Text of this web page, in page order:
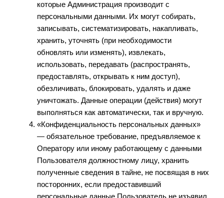
которые Администрация производит с
персональными данными. Их могут собирать,
записывать, систематизировать, накапливать,
хранить, уточнять (при необходимости
обновлять или изменять), извлекать,
использовать, передавать (распространять,
предоставлять, открывать к ним доступ),
обезличивать, блокировать, удалять и даже
уничтожать. Данные операции (действия) могут
выполняться как автоматически, так и вручную.
«Конфиденциальность персональных данных»
— обязательное требование, предъявляемое к
Оператору или иному работающему с данными
Пользователя должностному лицу, хранить
полученные сведения в тайне, не посвящая в них
посторонних, если предоставивший